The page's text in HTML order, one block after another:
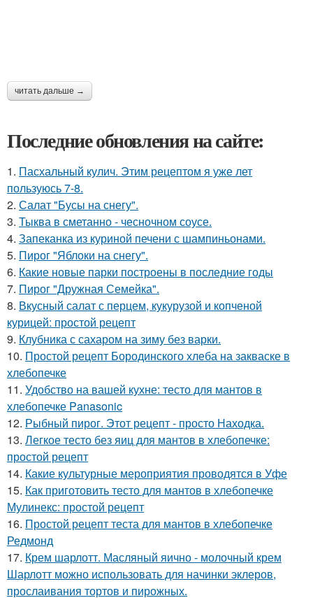
читать дальше →
Последние обновления на сайте:
1. Пасхальный кулич. Этим рецептом я уже лет
пользуюсь 7-8.
2. Салат "Бусы на снегу".
3. Тыква в сметанно - чесночном соусе.
4. Запеканка из куриной печени с шампиньонами.
5. Пирог "Яблоки на снегу".
6. Какие новые парки построены в последние годы
7. Пирог "Дружная Семейка".
8. Вкусный салат с перцем, кукурузой и копченой
курицей: простой рецепт
9. Клубника с сахаром на зиму без варки.
10. Простой рецепт Бородинского хлеба на закваске в
хлебопечке
11. Удобство на вашей кухне: тесто для мантов в
хлебопечке Panasonic
12. Рыбный пирог. Этот рецепт - просто Находка.
13. Легкое тесто без яиц для мантов в хлебопечке:
простой рецепт
14. Какие культурные мероприятия проводятся в Уфе
15. Как приготовить тесто для мантов в хлебопечке
Мулинекс: простой рецепт
16. Простой рецепт теста для мантов в хлебопечке
Редмонд
17. Крем шарлотт. Масляный яично - молочный крем
Шарлотт можно использовать для начинки эклеров,
прослаивания тортов и пирожных.